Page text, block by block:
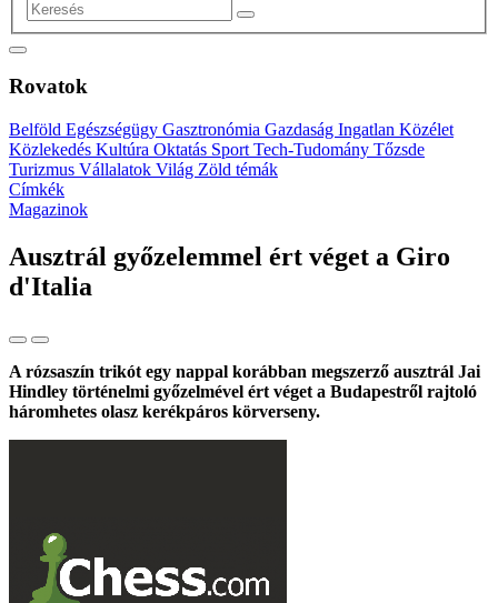
Rovatok
Belföld Egészségügy Gasztronómia Gazdaság Ingatlan Közélet
Közlekedés Kultúra Oktatás Sport Tech-Tudomány Tőzsde
Turizmus Vállalatok Világ Zöld témák
Címkék
Magazinok
Ausztrál győzelemmel ért véget a Giro
d'Italia
A rózsaszín trikót egy nappal korábban megszerző ausztrál Jai
Hindley történelmi győzelmével ért véget a Budapestről rajtoló
háromhetes olasz kerékpáros körverseny.